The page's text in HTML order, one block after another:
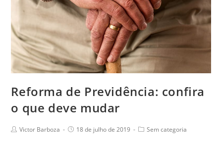
Reforma de Previdência: confira
o que deve mudar
Victor Barboza 18 de julho de 2019 Sem categoria